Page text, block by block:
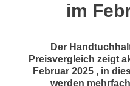
im
Der
Preisvergleich zeigt
Februar 2025 , in
werden